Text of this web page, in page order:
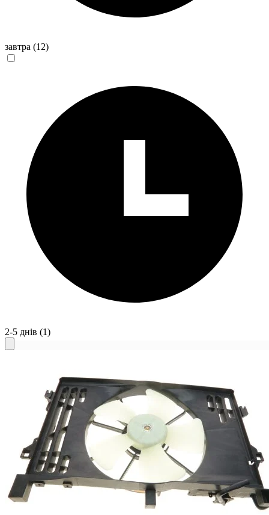
завтра (12)
2-5 днів (1)